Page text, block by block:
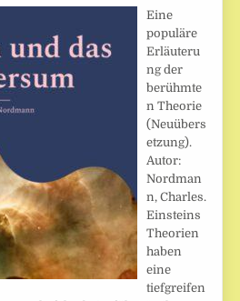
Eine
populäre
Erläuteru
ng der
berühmte
n Theorie
(Neuübers
etzung).
Autor:
Nordman
n, Charles.
Einsteins
Theorien
haben
eine
tiefgreifen